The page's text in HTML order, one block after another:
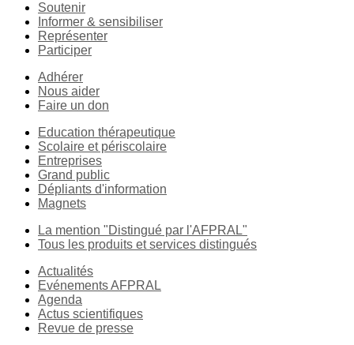
Soutenir
Informer & sensibiliser
Représenter
Participer
Adhérer
Nous aider
Faire un don
Education thérapeutique
Scolaire et périscolaire
Entreprises
Grand public
Dépliants d'information
Magnets
La mention "Distingué par l'AFPRAL"
Tous les produits et services distingués
Actualités
Evénements AFPRAL
Agenda
Actus scientifiques
Revue de presse